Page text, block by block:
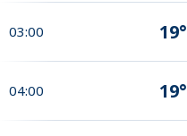
03:00 19°
04:00 19°